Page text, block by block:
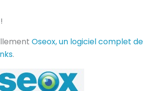
Oseox, un logiciel complet de
.